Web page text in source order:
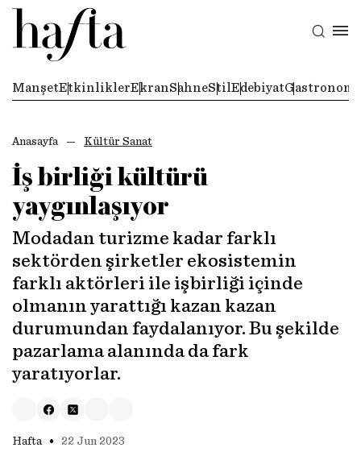
ManşetEtkinliklerEkranSahneStil EdebiyatGastronomi
Anasayfa Kültür Sanat
İş birliği kültürü
yaygınlaşıyor
Modadan turizme kadar farklı
sektörden şirketler ekosistemin
farklı aktörleri ile işbirliği içinde
olmanın yarattığı kazan kazan
durumundan faydalanıyor. Bu şekilde
pazarlama alanında da fark
yaratıyorlar.
Hafta • 22 Jun 2023